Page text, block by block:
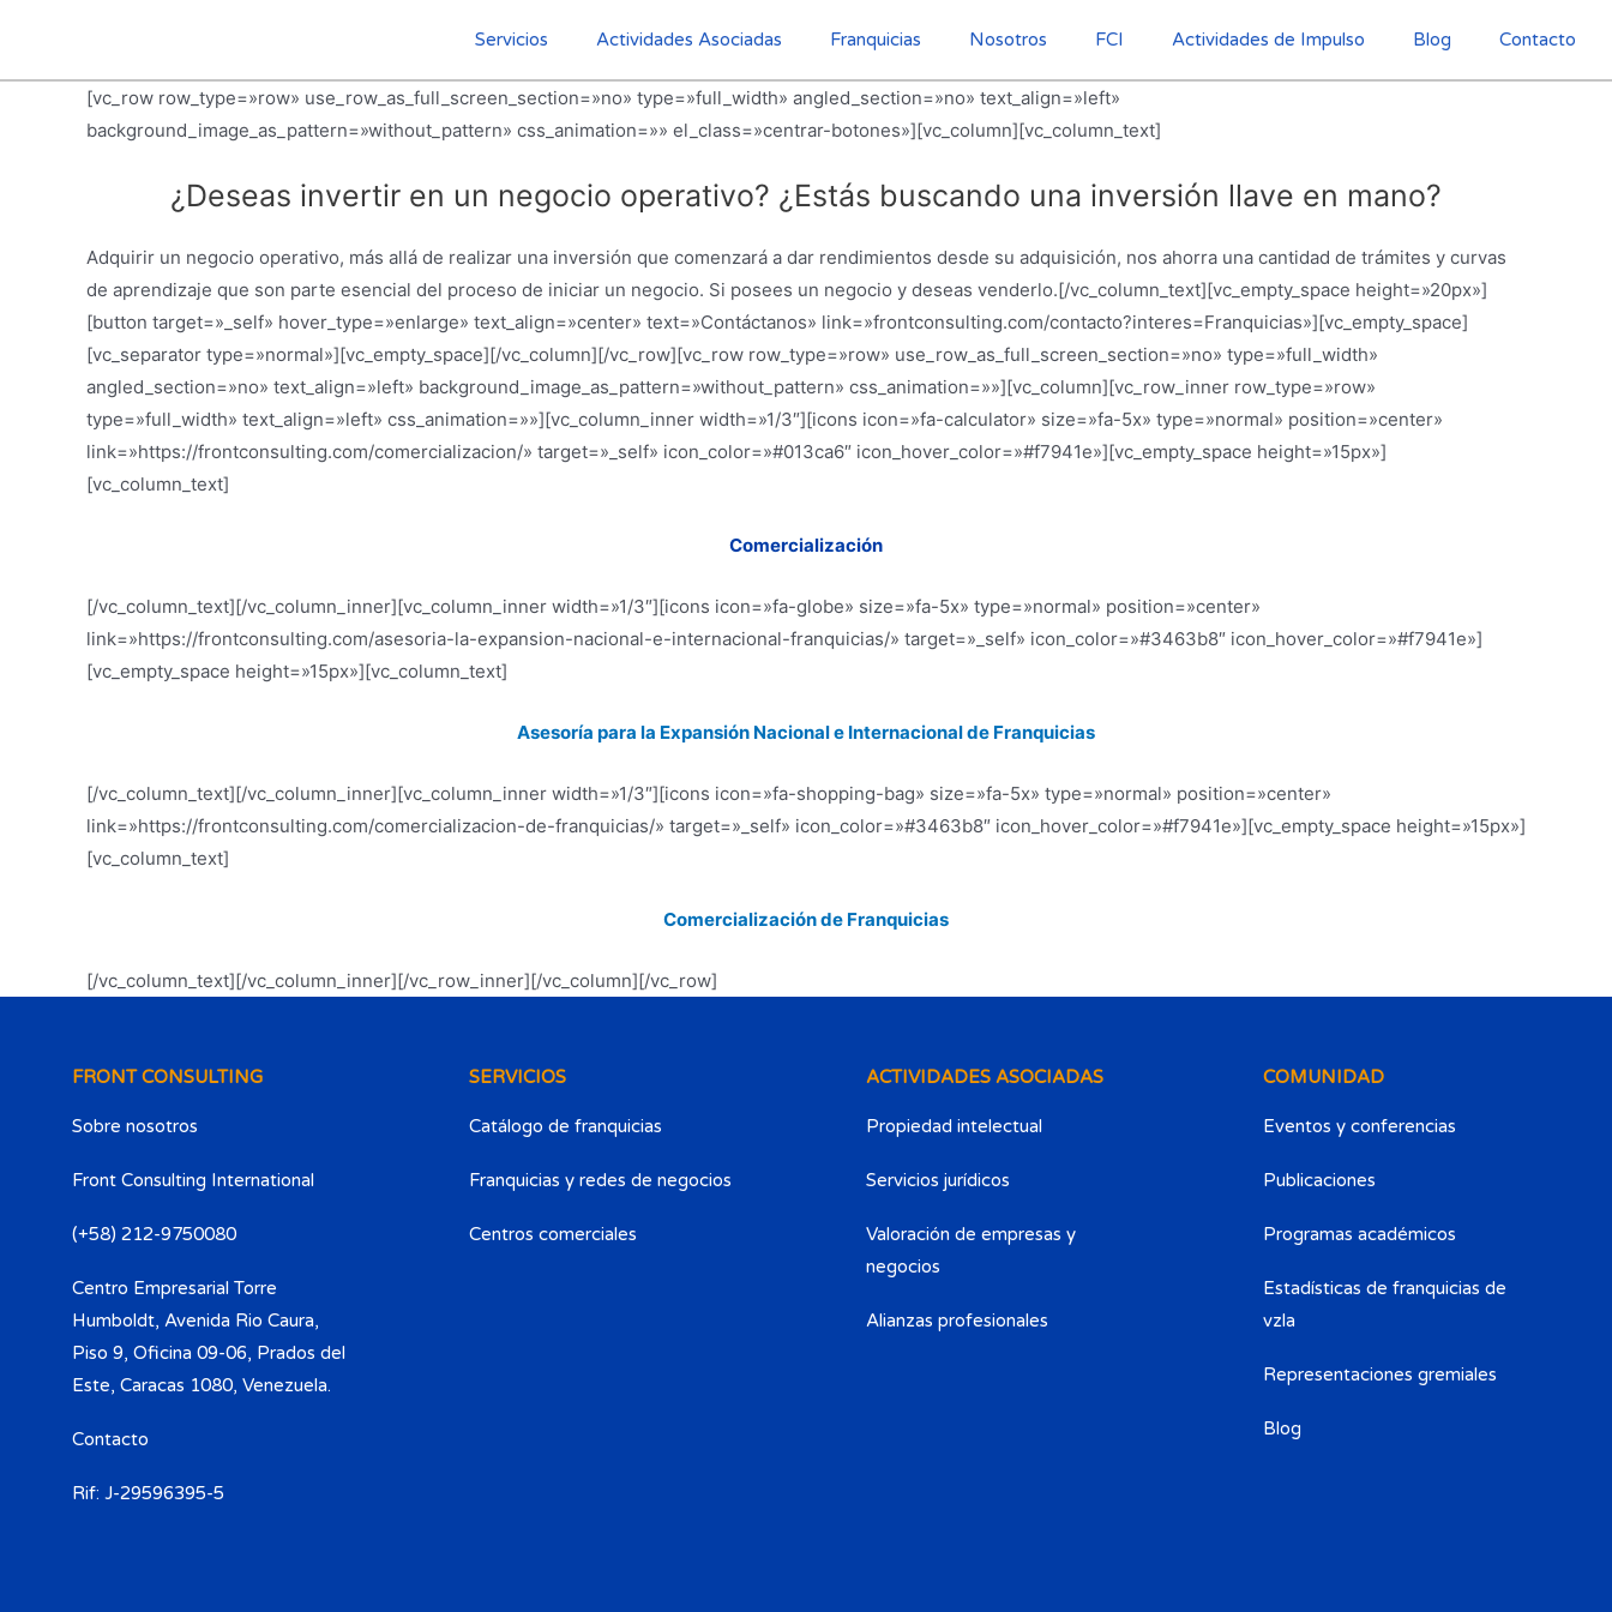
Servicios Actividades Asociadas Franquicias Nosotros FCI Actividades de Impulso Blog Contacto
[vc_row row_type=»row» use_row_as_full_screen_section=»no» type=»full_width» angled_section=»no» text_align=»left»
background_image_as_pattern=»without_pattern» css_animation=»» el_class=»centrar-botones»][vc_column][vc_column_text]
¿Deseas invertir en un negocio operativo? ¿Estás buscando una inversión llave en mano?
Adquirir un negocio operativo, más allá de realizar una inversión que comenzará a dar rendimientos desde su adquisición, nos ahorra una cantidad de trámites y curvas
de aprendizaje que son parte esencial del proceso de iniciar un negocio. Si posees un negocio y deseas venderlo.[/vc_column_text][vc_empty_space height=»20px»]
[button target=»_self» hover_type=»enlarge» text_align=»center» text=»Contáctanos» link=»frontconsulting.com/contacto?interes=Franquicias»][vc_empty_space]
[vc_separator type=»normal»][vc_empty_space][/vc_column][/vc_row][vc_row row_type=»row» use_row_as_full_screen_section=»no» type=»full_width»
angled_section=»no» text_align=»left» background_image_as_pattern=»without_pattern» css_animation=»»][vc_column][vc_row_inner row_type=»row»
type=»full_width» text_align=»left» css_animation=»»][vc_column_inner width=»1/3″][icons icon=»fa-calculator» size=»fa-5x» type=»normal» position=»center»
link=»https://frontconsulting.com/comercializacion/» target=»_self» icon_color=»#013ca6″ icon_hover_color=»#f7941e»][vc_empty_space height=»15px»]
[vc_column_text]
Comercialización
[/vc_column_text][/vc_column_inner][vc_column_inner width=»1/3″][icons icon=»fa-globe» size=»fa-5x» type=»normal» position=»center»
link=»https://frontconsulting.com/asesoria-la-expansion-nacional-e-internacional-franquicias/» target=»_self» icon_color=»#3463b8″ icon_hover_color=»#f7941e»]
[vc_empty_space height=»15px»][vc_column_text]
Asesoría para la Expansión Nacional e Internacional de Franquicias
[/vc_column_text][/vc_column_inner][vc_column_inner width=»1/3″][icons icon=»fa-shopping-bag» size=»fa-5x» type=»normal» position=»center»
link=»https://frontconsulting.com/comercializacion-de-franquicias/» target=»_self» icon_color=»#3463b8″ icon_hover_color=»#f7941e»][vc_empty_space height=»15px»]
[vc_column_text]
Comercialización de Franquicias
[/vc_column_text][/vc_column_inner][/vc_row_inner][/vc_column][/vc_row]
FRONT CONSULTING
Sobre nosotros
Front Consulting International
(+58) 212-9750080​
Centro Empresarial Torre
Humboldt, Avenida Rio Caura,
Piso 9, Oficina 09-06, Prados del
Este, Caracas 1080, Venezuela.
Contacto
Rif: J-29596395-5
SERVICIOS
Catálogo de franquicias
Franquicias y redes de negocios
Centros comerciales
ACTIVIDADES ASOCIADAS
Propiedad intelectual
Servicios jurídicos
Valoración de empresas y
negocios
Alianzas profesionales
COMUNIDAD
Eventos y conferencias
Publicaciones
Programas académicos
Estadísticas de franquicias de
vzla
Representaciones gremiales
Blog